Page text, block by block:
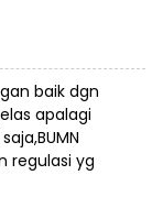
baik dgn
apalagi
regulasi yg